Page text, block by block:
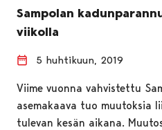
Sampolan
viikolla
5 huhtikuun, 2019
Viime vuonna vahvistettu
asemakaava tuo muutoksia
tulevan kesän aikana.